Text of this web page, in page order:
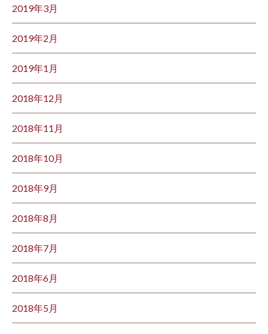
2019年3月
2019年2月
2019年1月
2018年12月
2018年11月
2018年10月
2018年9月
2018年8月
2018年7月
2018年6月
2018年5月